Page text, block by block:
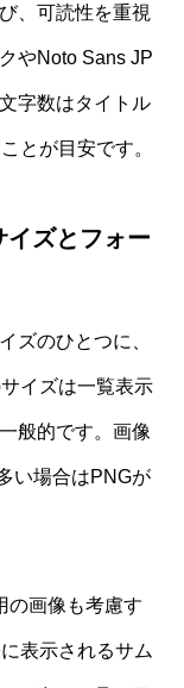
、可読性を重視
やNoto Sans JP
字数はタイトル
とが目安です。
ズとフォー
ズのひとつに、
イズは一覧表示
般的です。画像
い場合はPNGが
の画像も考慮す
表示されるサム